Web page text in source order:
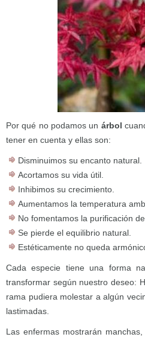
Por qué no podamos un árbol
tener en cuenta y ellas son:
Disminuimos su encanto natural.
Acortamos su vida útil.
Inhibimos su crecimiento.
Aumentamos la temperatura
No fomentamos la purificación
Se pierde el equilibrio natural.
Estéticamente no queda
Cada especie tiene una forma
transformar según nuestro deseo:
rama pudiera molestar a algún
lastimadas.
Las enfermas mostrarán